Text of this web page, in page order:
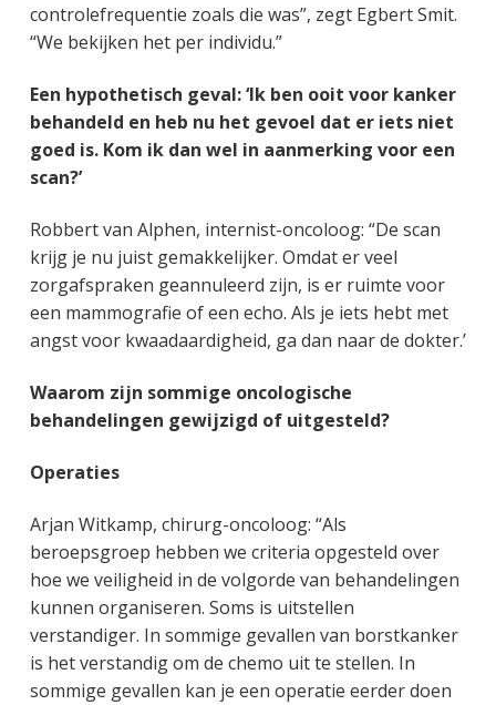
controlefrequentie zoals die was”, zegt Egbert Smit.
“We bekijken het per individu.”
Een hypothetisch geval: ‘Ik ben ooit voor kanker
behandeld en heb nu het gevoel dat er iets niet
goed is. Kom ik dan wel in aanmerking voor een
scan?’
Robbert van Alphen, internist-oncoloog: “De scan
krijg je nu juist gemakkelijker. Omdat er veel
zorgafspraken geannuleerd zijn, is er ruimte voor
een mammografie of een echo. Als je iets hebt met
angst voor kwaadaardigheid, ga dan naar de dokter.’
Waarom zijn sommige oncologische
behandelingen gewijzigd of uitgesteld?
Operaties
Arjan Witkamp, chirurg-oncoloog: “Als
beroepsgroep hebben we criteria opgesteld over
hoe we veiligheid in de volgorde van behandelingen
kunnen organiseren. Soms is uitstellen
verstandiger. In sommige gevallen van borstkanker
is het verstandig om de chemo uit te stellen. In
sommige gevallen kan je een operatie eerder doen